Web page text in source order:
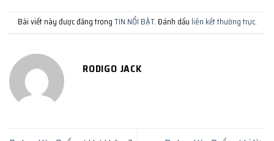
Bài viết này được đăng trongTIN NỔI BẬT. Đánh dấu liên kết thường trực.
RODIGO JACK